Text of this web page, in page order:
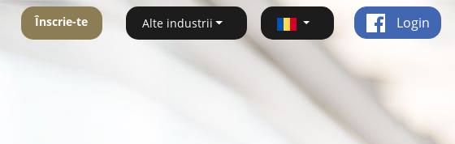
Înscrie-te Alte industrii Login